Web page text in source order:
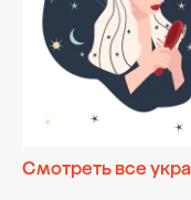
Смотреть все